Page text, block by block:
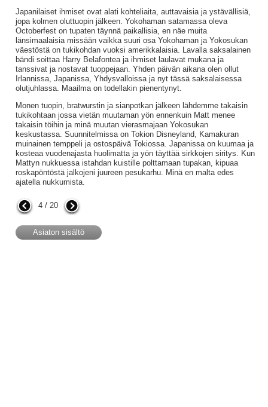
Japanilaiset ihmiset ovat alati kohteliaita, auttavaisia ja ystävällisiä,
jopa kolmen oluttuopin jälkeen. Yokohaman satamassa oleva
Octoberfest on tupaten täynnä paikallisia, en näe muita
länsimaalaisia missään vaikka suuri osa Yokohaman ja Yokosukan
väestöstä on tukikohdan vuoksi amerikkalaisia. Lavalla saksalainen
bändi soittaa Harry Belafontea ja ihmiset laulavat mukana ja
tanssivat ja nostavat tuoppejaan. Yhden päivän aikana olen ollut
Irlannissa, Japanissa, Yhdysvalloissa ja nyt tässä saksalaisessa
olutjuhlassa. Maailma on todellakin pienentynyt.
Monen tuopin, bratwurstin ja sianpotkan jälkeen lähdemme takaisin
tukikohtaan jossa vietän muutaman yön ennenkuin Matt menee
takaisin töihin ja minä muutan vierasmajaan Yokosukan
keskustassa. Suunnitelmissa on Tokion Disneyland, Kamakuran
muinainen temppeli ja ostospäivä Tokiossa. Japanissa on kuumaa ja
kosteaa vuodenajasta huolimatta ja yön täyttää sirkkojen siritys. Kun
Mattyn nukkuessa istahdan kuistille polttamaan tupakan, kipuaa
roskapöntöstä jalkojeni juureen pesukarhu. Minä en malta edes
ajatella nukkumista.
4 / 20
Asiaton sisältö